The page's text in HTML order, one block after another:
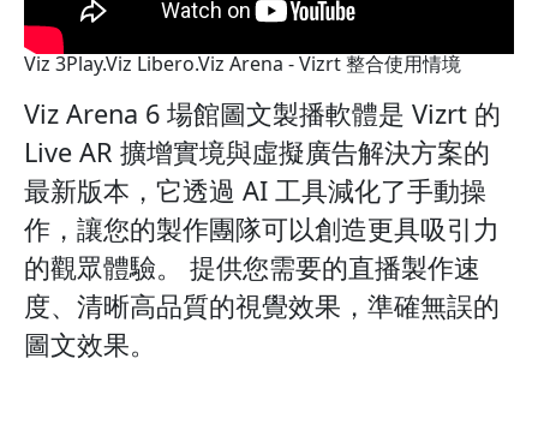
Viz 3Play.Viz Libero.Viz Arena - Vizrt 整合使用情境
Viz Arena 6 場館圖文製播軟體是 Vizrt 的
Live AR 擴增實境與虛擬廣告解決方案的
最新版本，它透過 AI 工具減化了手動操
作，讓您的製作團隊可以創造更具吸引力
的觀眾體驗。 提供您需要的直播製作速
度、清晰高品質的視覺效果，準確無誤的
圖文效果。